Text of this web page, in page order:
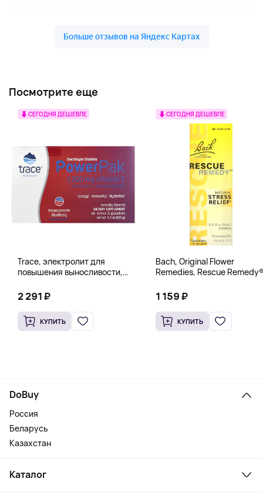
Посмотрите еще
СЕГОДНЯ ДЕШЕВЛЕ
Trace, электролит для
повышения выносливости,
и черники, 30 пакетиков по 5 г
(0,18 унции)
2 291 ₽
КУПИТЬ
СЕГОДНЯ ДЕШЕВЛЕ
Bach, Original Flower
Remedies, Rescue
снятия стресса, 10 мл
(0,35 жидк. унции)
1 159 ₽
КУПИТЬ
DoBuy
Россия
Беларусь
Казахстан
Каталог